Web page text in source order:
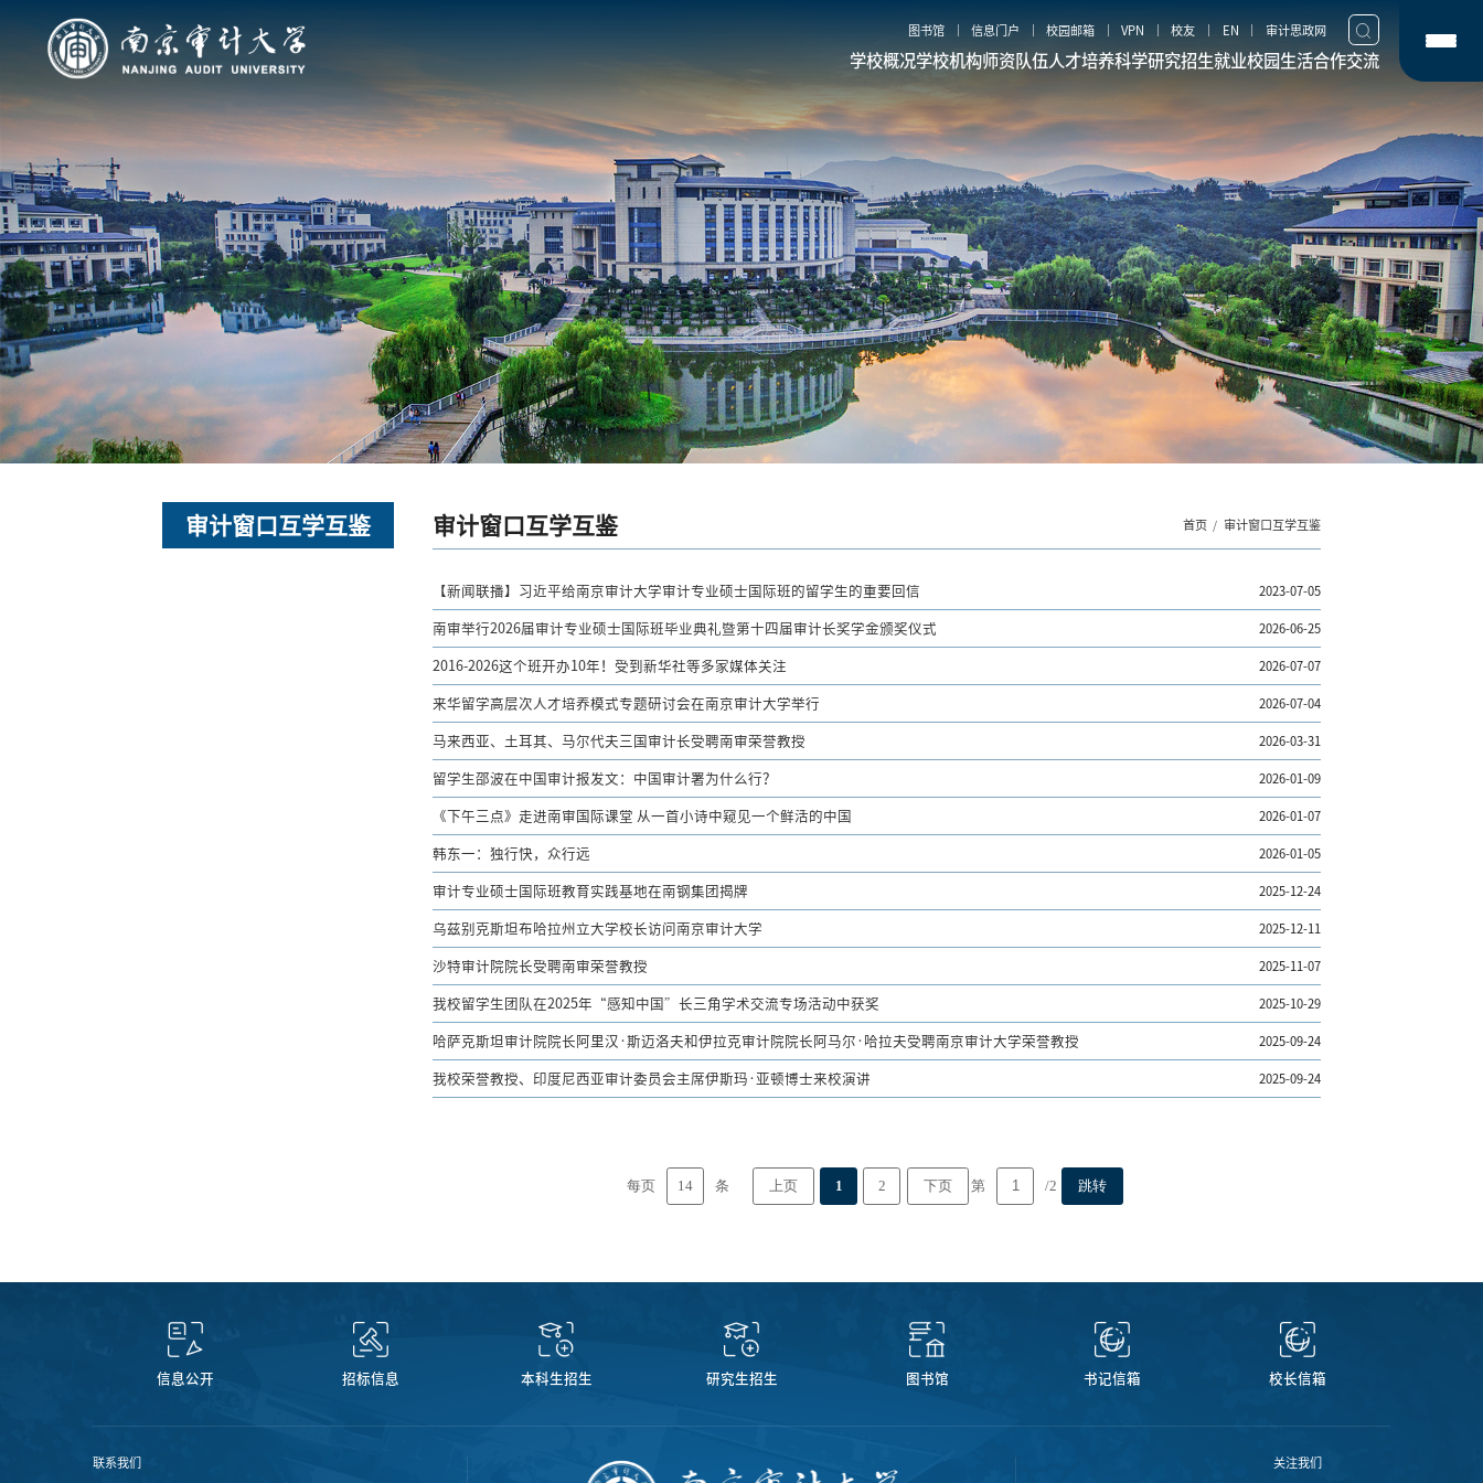
图书馆 信息门户 校园邮箱 VPN 校友 EN 审计思政网
学校概况学校机构师资队伍人才培养科学研究招生就业校园生活合作交流
审计窗口互学互鉴 审计窗口互学互鉴 首页 审计窗口互学互鉴
【新闻联播】习近平给南京审计大学审计专业硕士国际班的留学生的重要回信 2023-07-05
南审举行2026届审计专业硕士国际班毕业典礼暨第十四届审计长奖学金颁奖仪式 2026-06-25
2016-2026这个班开办10年！受到新华社等多家媒体关注 2026-07-07
来华留学高层次人才培养模式专题研讨会在南京审计大学举行 2026-07-04
马来西亚、土耳其、马尔代夫三国审计长受聘南审荣誉教授 2026-03-31
留学生邵波在中国审计报发文：中国审计署为什么行？ 2026-01-09
《下午三点》走进南审国际课堂 从一首小诗中窥见一个鲜活的中国 2026-01-07
韩东一：独行快，众行远 2026-01-05
审计专业硕士国际班教育实践基地在南钢集团揭牌 2025-12-24
乌兹别克斯坦布哈拉州立大学校长访问南京审计大学 2025-12-11
沙特审计院院长受聘南审荣誉教授 2025-11-07
我校留学生团队在2025年“感知中国”长三角学术交流专场活动中获奖 2025-10-29
哈萨克斯坦审计院院长阿里汉·斯迈洛夫和伊拉克审计院院长阿马尔·哈拉夫受聘南京审计大学荣誉教授 2025-09-24
我校荣誉教授、印度尼西亚审计委员会主席伊斯玛·亚顿博士来校演讲 2025-09-24
每页 14 条 上页 1 2 下页 第 /2 跳转
信息公开 招标信息 本科生招生 研究生招生 图书馆 书记信箱 校长信箱
联系我们 关注我们